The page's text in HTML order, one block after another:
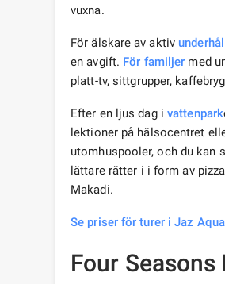
vuxna.
För älskare av aktiv
en avgift. För familjer med
platt-tv, sittgrupper,
Efter en ljus dag i vattenpark
lektioner på hälsocentret
utomhuspooler, och du kan
lättare rätter i i form av
Makadi.
Se priser för turer i Jaz
Four Seasons